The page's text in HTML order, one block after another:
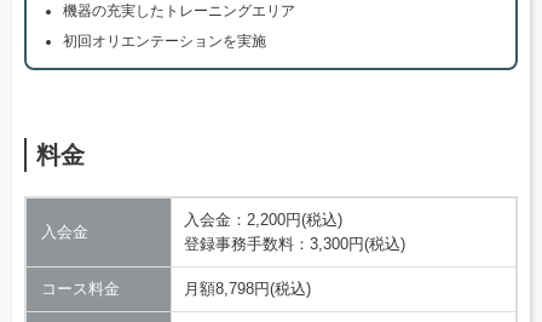
機器の充実したトレーニングエリア
初回オリエンテーションを実施
料金
入会金
入会金：2,200円(税込)
登録事務手数料：3,300円(税込)
コース料金 月額8,798円(税込)